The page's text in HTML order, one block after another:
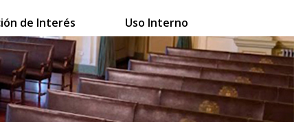
de Interés Uso Interno